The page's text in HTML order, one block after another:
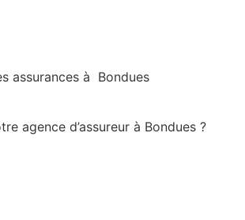
assurances à Bondues
agence d’assureur à Bondues ?